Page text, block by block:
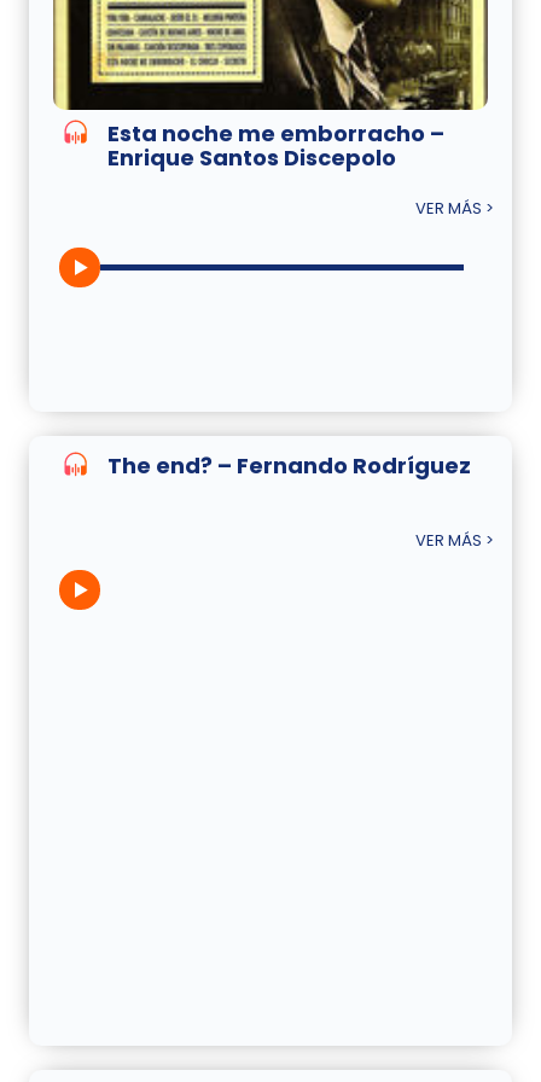
Esta noche me emborracho –
Enrique Santos Discepolo
VER MÁS >
The end? – Fernando Rodríguez
VER MÁS >